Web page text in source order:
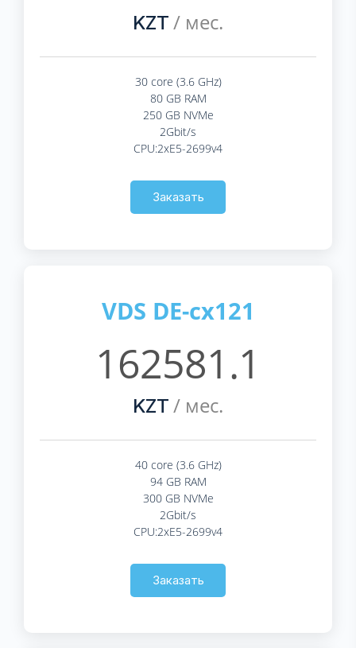
KZT / мес.
30 core (3.6 GHz)
80 GB RAM
250 GB NVMe
2Gbit/s
CPU:2xE5-2699v4
Заказать
VDS DE-cx121
162581.1
KZT / мес.
40 core (3.6 GHz)
94 GB RAM
300 GB NVMe
2Gbit/s
CPU:2xE5-2699v4
Заказать